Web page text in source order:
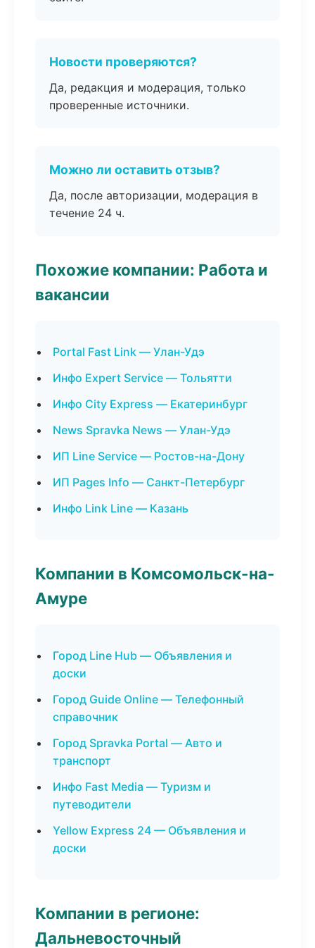
Новости проверяются?
Да, редакция и модерация, только
проверенные источники.
Можно ли оставить отзыв?
Да, после авторизации, модерация в
течение 24 ч.
Похожие компании: Работа и
вакансии
Portal Fast Link — Улан-Удэ
Инфо Expert Service — Тольятти
Инфо City Express — Екатеринбург
News Spravka News — Улан-Удэ
ИП Line Service — Ростов-на-Дону
ИП Pages Info — Санкт-Петербург
Инфо Link Line — Казань
Компании в Комсомольск-на-
Амуре
Город Line Hub — Объявления и
доски
Город Guide Online — Телефонный
справочник
Город Spravka Portal — Авто и
транспорт
Инфо Fast Media — Туризм и
путеводители
Yellow Express 24 — Объявления и
доски
Компании в регионе:
Дальневосточный